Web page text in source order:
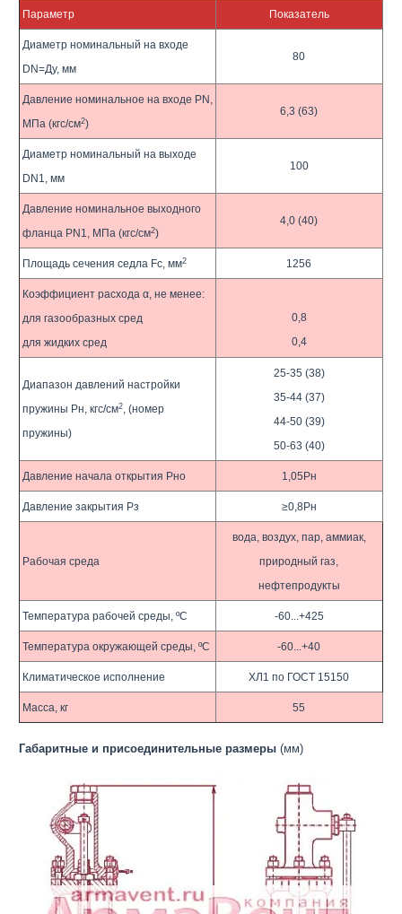
Параметр Показатель
Диаметр номинальный на входе
DN=Ду, мм
80
Давление номинальное на входе PN,
МПа (кгс/см2)
6,3 (63)
Диаметр номинальный на выходе
DN1, мм
100
Давление номинальное выходного
фланца PN1, МПа (кгс/см2)
4,0 (40)
Площадь сечения седла Fc, мм2 1256
Коэффициент расхода α, не менее:
для газообразных сред
для жидких сред
0,8
0,4
Диапазон давлений настройки
пружины Рн, кгс/см2, (номер
пружины)
25-35 (38)
35-44 (37)
44-50 (39)
50-63 (40)
Давление начала открытия Рно 1,05Рн
Давление закрытия Рз ≥0,8Рн
Рабочая среда
вода, воздух, пар, аммиак,
природный газ,
нефтепродукты
Температура рабочей среды, ºС -60...+425
Температура окружающей среды, ºС -60...+40
Климатическое исполнение ХЛ1 по ГОСТ 15150
Масса, кг 55
Габаритные и присоединительные размеры (мм)